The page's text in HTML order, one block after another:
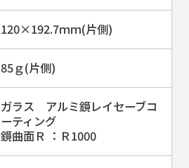
120×192.7ｍｍ(片側)
85ｇ(片側)
ガラス アルミ鏡レイセーブコ
ーティング
鏡曲面Ｒ ：Ｒ1000